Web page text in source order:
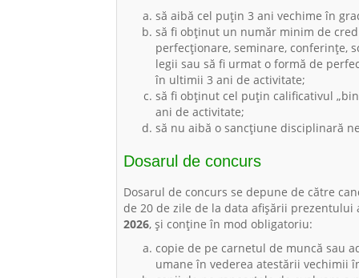
să aibă cel puțin 3 ani vechime în
să fi obținut un număr minim de
perfecționare, seminare, conferințe,
legii sau să fi urmat o formă de
în ultimii 3 ani de activitate;
să fi obținut cel puțin calificativul
ani de activitate;
să nu aibă o sancțiune disciplinară
Dosarul de concurs
Dosarul de concurs se depune de către
de 20 de zile de la data afișării
2026, și conține în mod obligatoriu:
copie de pe carnetul de muncă sau
umane în vederea atestării vechimii